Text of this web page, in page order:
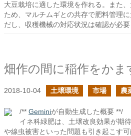
大豆栽培に適した環境を作れる。また
ため、マルチムギとの共存で肥料管理
だし、収穫機械の対応状況は確認が必要
畑作の間に稲作をかま
2018-10-04 土壌環境 市場 農
/** Geminiが自動生成した概要 **/
イネ科緑肥は、土壌改良効果が期
や線虫被害といった問題も引き起こす